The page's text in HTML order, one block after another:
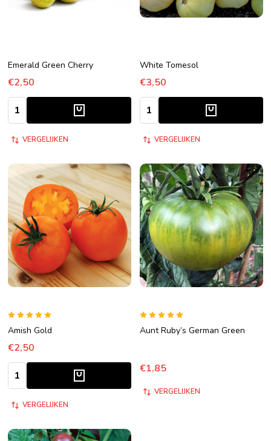
Emerald Green Cherry
€2,50
Aantal:
VERGELIJKEN
White Tomesol
€3,50
Aantal:
VERGELIJKEN
Amish Gold
€2,50
Aantal:
VERGELIJKEN
Aunt Ruby’s German Green
€1,85
VERGELIJKEN